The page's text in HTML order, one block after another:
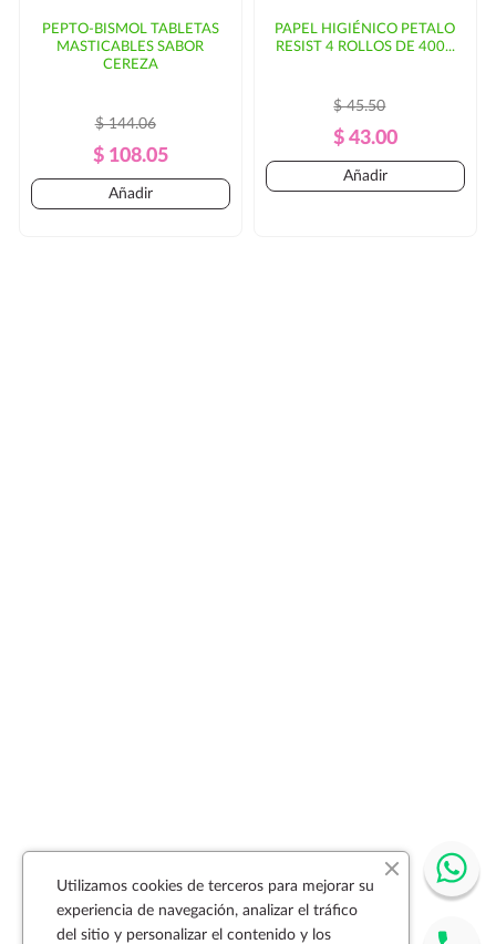
PEPTO-BISMOL TABLETAS
MASTICABLES SABOR
CEREZA
Precio
Regular
$ 144.06
Precio
$ 108.05
Añadir
PAPEL HIGIÉNICO PETALO
RESIST 4 ROLLOS DE 400...
Precio
Regular
$ 45.50
Precio
$ 43.00
Añadir
Utilizamos cookies de terceros para mejorar su
experiencia de navegación, analizar el tráfico
del sitio y personalizar el contenido y los